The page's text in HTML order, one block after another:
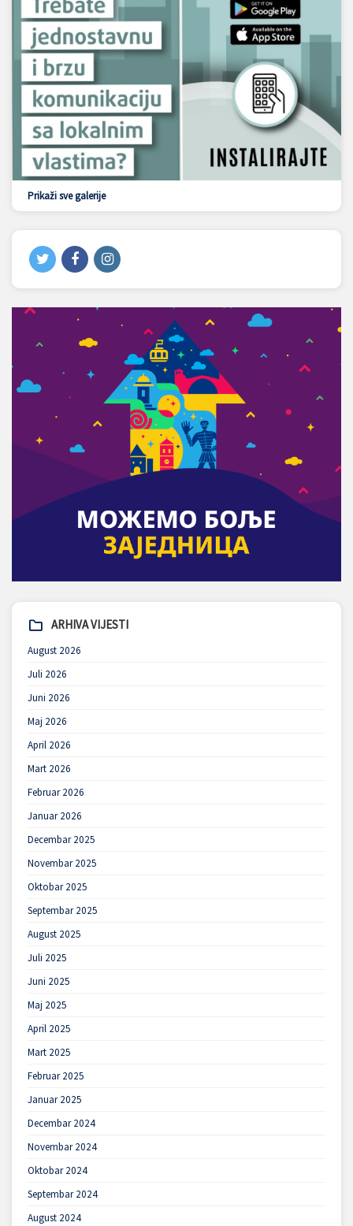
Prikaži sve galerije
ARHIVA VIJESTI
August 2026
Juli 2026
Juni 2026
Maj 2026
April 2026
Mart 2026
Februar 2026
Januar 2026
Decembar 2025
Novembar 2025
Oktobar 2025
Septembar 2025
August 2025
Juli 2025
Juni 2025
Maj 2025
April 2025
Mart 2025
Februar 2025
Januar 2025
Decembar 2024
Novembar 2024
Oktobar 2024
Septembar 2024
August 2024